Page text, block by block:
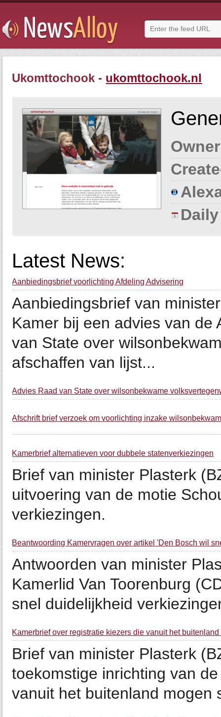
Ukomttochook - ukomttochook.nl
Latest News:
Aanbiedingsbrief voorlichting Afdeling Advisering
Aanbiedingsbrief van
Kamer bij een advies van de
van State over
afschaffen van lijst...
Advies Raad van State over wilsonbekwame
Afschrift brief verzoek om voorlichting inzake
Kamerbrief alternatieven voor dubbele statenverkiezingen
Brief van minister Plasterk
uitvoering van de motie
verkiezingen.
Beantwoording Kamervragen over artikel 'Den Bosch wil
Antwoorden van minister
Kamerlid Van Toorenburg
snel duidelijkheid
Kamerbrief over registratie kiezers die vanuit het
Brief van minister Plasterk
toekomstige inrichting van
vanuit het buitenland mogen